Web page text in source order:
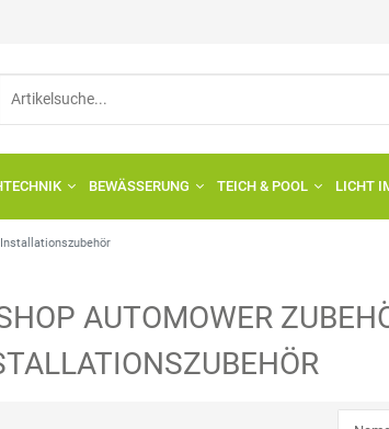
BEWÄSSERUNG TEICH & POOL LICHT
Installationszubehör
AUTOMOWER